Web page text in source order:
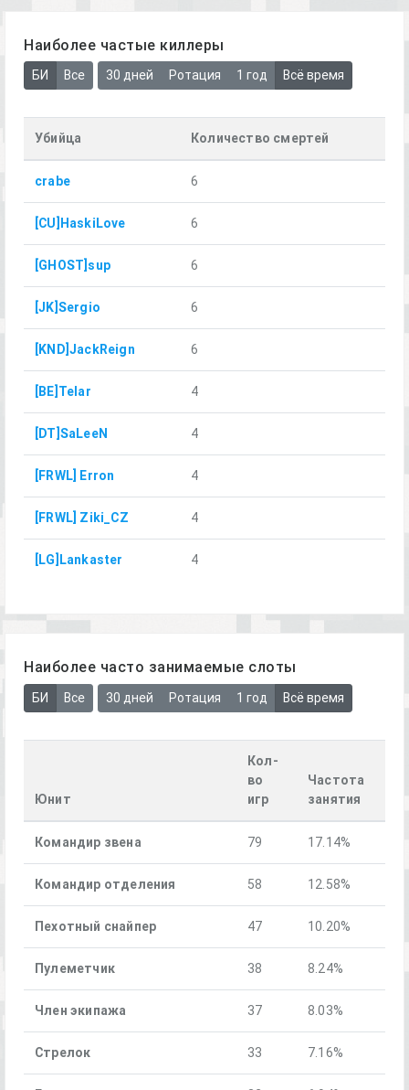
Наиболее частые киллеры
БИ Все 30 дней Ротация 1 год Всё время
Убийца Количество смертей
crabe 6
[CU]HaskiLove 6
[GHOST]sup 6
[JK]Sergio 6
[KND]JackReign 6
[BE]Telar 4
[DT]SaLeeN 4
[FRWL] Erron 4
[FRWL] Ziki_CZ 4
[LG]Lankaster 4
Наиболее часто занимаемые слоты
БИ Все 30 дней Ротация 1 год Всё время
Юнит
Кол-
во
игр
Частота
занятия
Командир звена 79 17.14%
Командир отделения 58 12.58%
Пехотный снайпер 47 10.20%
Пулеметчик 38 8.24%
Член экипажа 37 8.03%
Стрелок 33 7.16%